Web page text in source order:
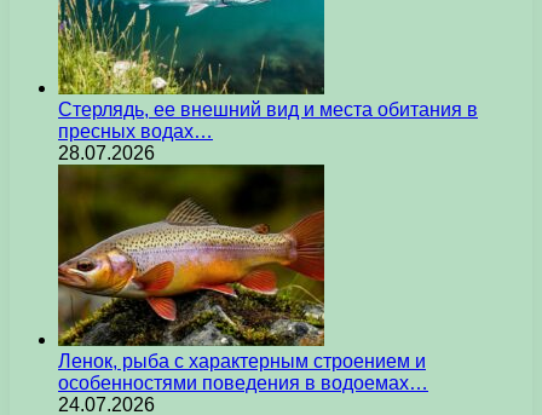
Стерлядь, ее внешний вид и места обитания в
пресных водах…
28.07.2026
Ленок, рыба с характерным строением и
особенностями поведения в водоемах…
24.07.2026